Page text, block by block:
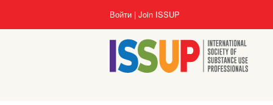
User
account
menu
Войти Join ISSUP